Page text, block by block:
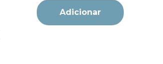
Adicionar